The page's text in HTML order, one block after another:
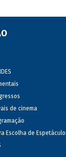
de cinema
Escolha de